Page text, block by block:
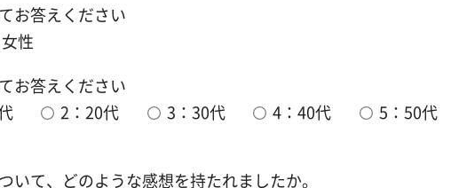
お答えください
性
お答えください
2：20代 3：30代 4：40代 5：50代
いて、どのような感想を持たれましたか。